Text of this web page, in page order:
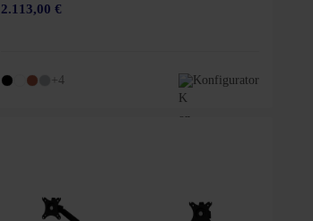
2.113,00 €
+4 Konfigurator